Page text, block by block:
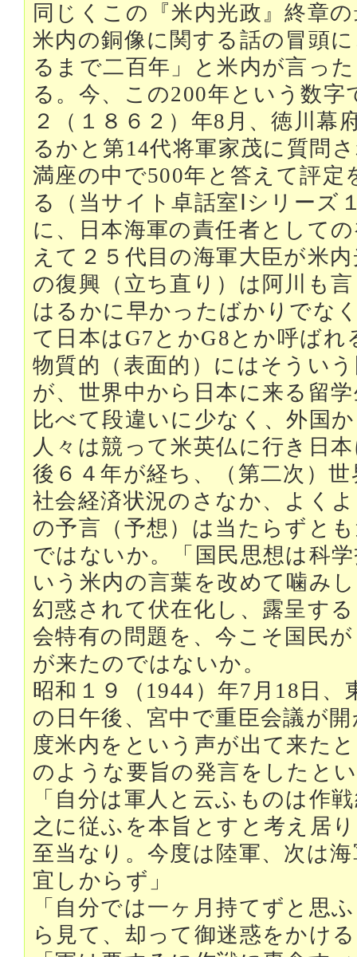
同じくこの『米内光政』終章
米内の銅像に関する話の冒頭
るまで二百年」と米内が言っ
る。今、この200年という数
２（１８６２）年8月、徳川幕
るかと第14代将軍家茂に質問
満座の中で500年と答えて評
る（当サイト卓話室Ⅰシリーズ
に、日本海軍の責任者として
えて２５代目の海軍大臣が米
の復興（立ち直り）は阿川も
はるかに早かったばかりでな
て日本はG7とかG8とか呼ば
物質的（表面的）にはそうい
が、世界中から日本に来る留
比べて段違いに少なく、外国
人々は競って米英仏に行き日
後６４年が経ち、（第二次）
社会経済状況のさなか、よく
の予言（予想）は当たらずと
ではないか。「国民思想は科
いう米内の言葉を改めて噛み
幻惑されて伏在化し、露呈す
会特有の問題を、今こそ国民
が来たのではないか。
昭和１９（1944）年7月18日
の日午後、宮中で重臣会議が
度米内をという声が出て来た
のような要旨の発言をしたと
「自分は軍人と云ふものは作
之に従ふを本旨とすと考え居
至当なり。今度は陸軍、次は
宜しからず」
「自分では一ヶ月持てずと思
ら見て、却って御迷惑をかけ